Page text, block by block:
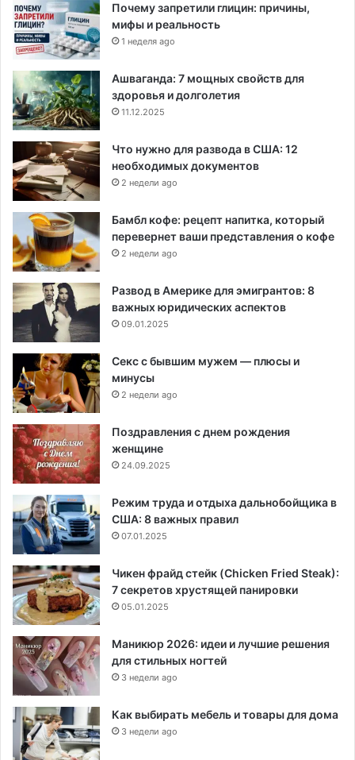
Почему запретили глицин: причины,
мифы и реальность
1 неделя ago
Ашваганда: 7 мощных свойств для
здоровья и долголетия
11.12.2025
Что нужно для развода в США: 12
необходимых документов
2 недели ago
Бамбл кофе: рецепт напитка, который
перевернет ваши представления о кофе
2 недели ago
Развод в Америке для эмигрантов: 8
важных юридических аспектов
09.01.2025
Секс с бывшим мужем — плюсы и
минусы
2 недели ago
Поздравления с днем рождения
женщине
24.09.2025
Режим труда и отдыха дальнобойщика в
США: 8 важных правил
07.01.2025
Чикен фрайд стейк (Chicken Fried Steak):
7 секретов хрустящей панировки
05.01.2025
Маникюр 2026: идеи и лучшие решения
для стильных ногтей
3 недели ago
Как выбирать мебель и товары для дома
3 недели ago